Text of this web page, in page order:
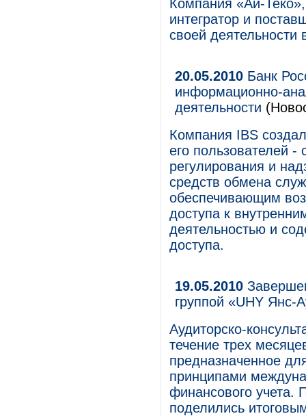
Компания «Ай-
интегратор и
своей деятельности
20.05.2010 Банк
информационно-
деятельности
Компания IBS
его пользователей -
регулирования и
средств обмена
обеспечивающим
доступа к
деятельностью и
доступа.
19.05.2010
группой «UHY Янс-
Аудиторско-
течение трех
предназначенное
принципами
финансового учета.
поделились